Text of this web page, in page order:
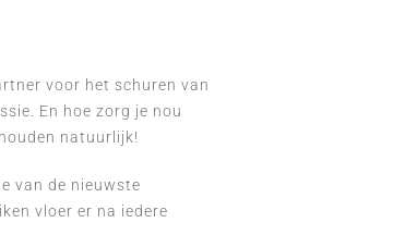
voor het schuren van
En hoe zorg je nou
natuurlijk!
van de nieuwste
vloer er na iedere